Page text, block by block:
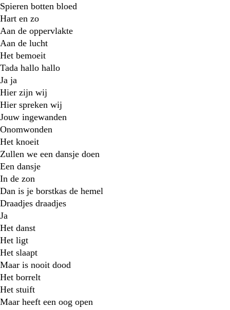
Spieren botten bloed
Hart en zo
Aan de oppervlakte
Aan de lucht
Het bemoeit
Tada hallo hallo
Ja ja
Hier zijn wij
Hier spreken wij
Jouw ingewanden
Onomwonden
Het knoeit
Zullen we een dansje doen
Een dansje
In de zon
Dan is je borstkas de hemel
Draadjes draadjes
Ja
Het danst
Het ligt
Het slaapt
Maar is nooit dood
Het borrelt
Het stuift
Maar heeft een oog open